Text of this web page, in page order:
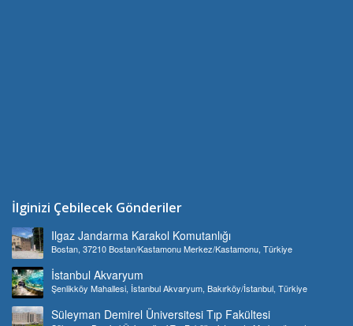
İlginizi Çebilecek Gönderiler
Ilgaz Jandarma Karakol Komutanlığı
Bostan, 37210 Bostan/Kastamonu Merkez/Kastamonu, Türkiye
İstanbul Akvaryum
Şenlikköy Mahallesi, İstanbul Akvaryum, Bakırköy/İstanbul, Türkiye
Süleyman Demirel Üniversitesi Tıp Fakültesi